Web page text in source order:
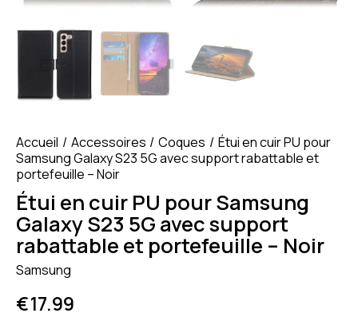
Accueil Accessoires Coques
Étui en cuir PU pour
Samsung Galaxy S23 5G avec support rabattable et
portefeuille – Noir
Étui en cuir PU pour Samsung
Galaxy S23 5G avec support
rabattable et portefeuille – Noir
Samsung
€17.99